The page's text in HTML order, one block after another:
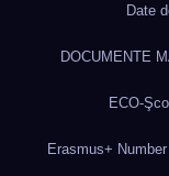
Date
DOCUMENTE
ECO-
Erasmus+